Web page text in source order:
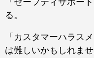
「セーフティサポー
る。
「カスタマーハラス
は難しいかもしれま